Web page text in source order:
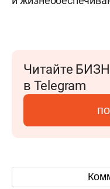
Читайте
в Telegram